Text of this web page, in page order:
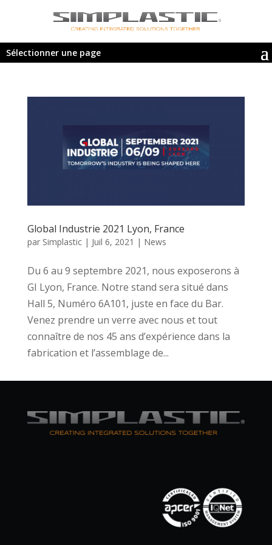
Sélectionner une page
Global Industrie 2021 Lyon, France
par Simplastic| Juil 6, 2021 | News
Du 6 au 9 septembre 2021, nous exposerons à
GI Lyon, France. Notre stand sera situé dans
Hall 5, Numéro 6A101, juste en face du Bar.
Venez prendre un verre avec nous et tout
connaître de nos 45 ans d’expérience dans la
fabrication et l’assemblage de...